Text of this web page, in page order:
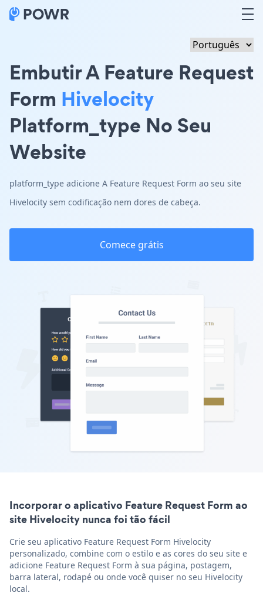
Embutir A Feature Request
Form Hivelocity
Platform_type No Seu
Website
platform_type adicione A Feature Request Form ao seu site
Hivelocity sem codificação nem dores de cabeça.
Comece grátis
Incorporar o aplicativo Feature Request Form ao
site Hivelocity nunca foi tão fácil
Crie seu aplicativo Feature Request Form Hivelocity
personalizado, combine com o estilo e as cores do seu site e
adicione Feature Request Form à sua página, postagem,
barra lateral, rodapé ou onde você quiser no seu Hivelocity
local.